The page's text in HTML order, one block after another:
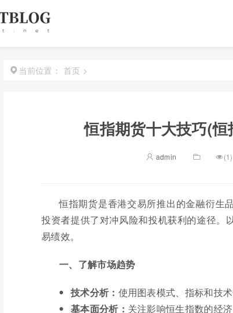
当前位置： 首页 >
恒指期货十大技巧(
admin (1)
恒指期货是香港交易所推出的金融衍生
投资者提供了对冲风险和投机获利的途径。
易绩效。
一、了解市场趋势
技术分析： 使用图表模式、指标和技
基本面分析： 关注影响恒生指数的经